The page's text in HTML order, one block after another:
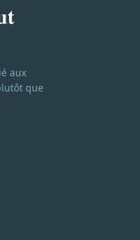
aux
que